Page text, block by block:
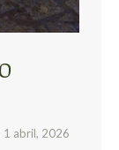
1 abril, 2026